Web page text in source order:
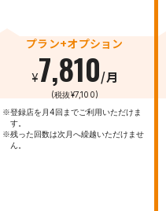
プラン+オプション
¥7,810/月
(税抜¥7,100)
※登録店を月4回までご利用いただけま
す。
※残った回数は次月へ繰越いただけませ
ん。